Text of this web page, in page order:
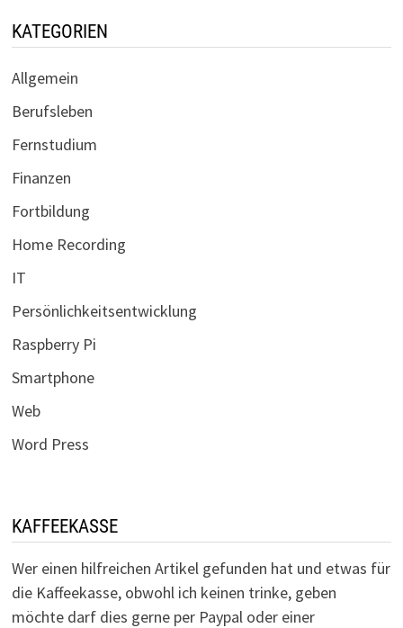
KATEGORIEN
Allgemein
Berufsleben
Fernstudium
Finanzen
Fortbildung
Home Recording
IT
Persönlichkeitsentwicklung
Raspberry Pi
Smartphone
Web
Word Press
KAFFEEKASSE
Wer einen hilfreichen Artikel gefunden hat und etwas für
die Kaffeekasse, obwohl ich keinen trinke, geben
möchte darf dies gerne per Paypal oder einer